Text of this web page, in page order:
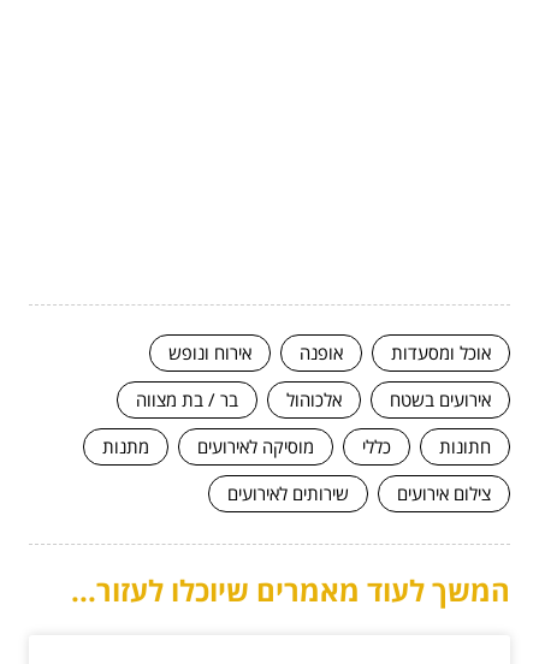
אוכל ומסעדות אופנה
אירוח ונופש
אירועים בשטח
אלכוהול
בר / בת מצווה
חתונות
כללי מוסיקה לאירועים
מתנות
צילום אירועים
שירותים לאירועים
המשך לעוד מאמרים שיוכלו לעזור...